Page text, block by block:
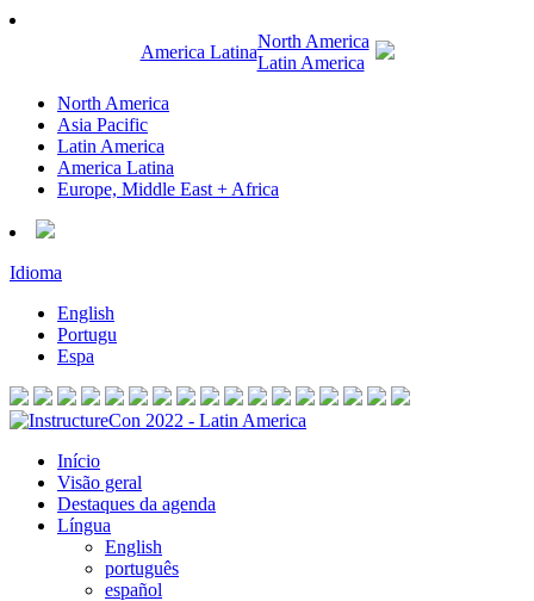
America Latina
North America
Latin America
North America
Asia Pacific
Latin America
America Latina
Europe, Middle East + Africa
Idioma
English
Portugu
Espa
Início
Visão geral
Destaques da agenda
Língua
English
português
español